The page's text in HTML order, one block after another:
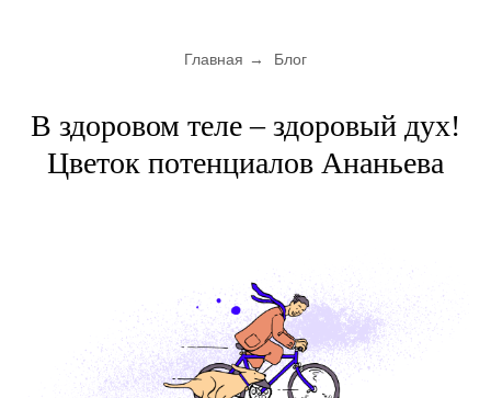
Главная → Блог
В здоровом теле – здоровый дух!
Цветок потенциалов Ананьева